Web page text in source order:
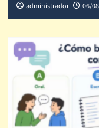
administrador 06/